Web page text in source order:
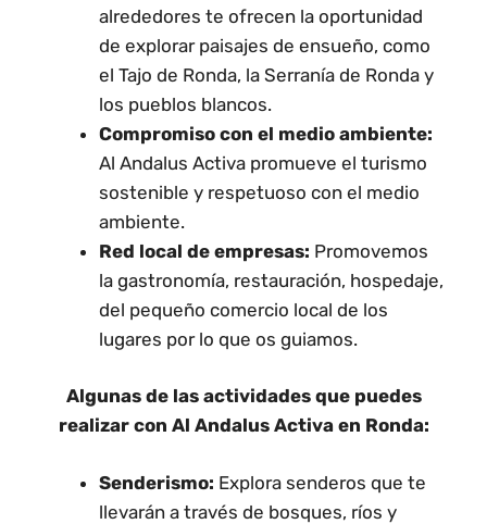
alrededores te ofrecen la oportunidad
de explorar paisajes de ensueño, como
el Tajo de Ronda, la Serranía de Ronda y
los pueblos blancos.
Compromiso con el medio ambiente:
Al Andalus Activa promueve el turismo
sostenible y respetuoso con el medio
ambiente.
Red local de empresas: Promovemos
la gastronomía, restauración, hospedaje,
del pequeño comercio local de los
lugares por lo que os guiamos.
Algunas de las actividades que puedes
realizar con Al Andalus Activa en Ronda:
Senderismo: Explora senderos que te
llevarán a través de bosques, ríos y